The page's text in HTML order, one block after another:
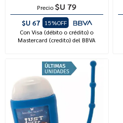
Precio $U 79
$U 67
15%OFF
Con Visa (débito o crédito) o
Mastercard (credito) del BBVA